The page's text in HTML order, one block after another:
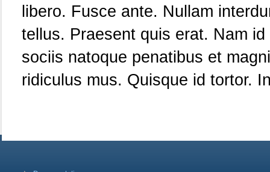
libero. Fusce ante. Nullam
tellus. Praesent quis erat. Nam
sociis natoque penatibus et
ridiculus mus. Quisque id tortor.